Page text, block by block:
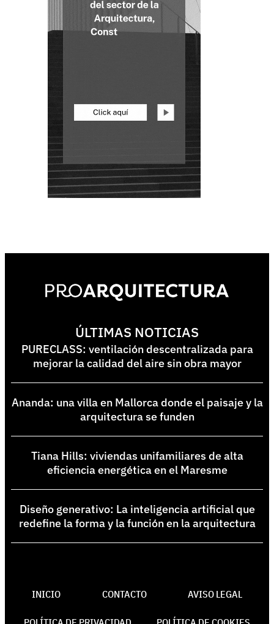
ÚLTIMAS NOTICIAS
PURECLASS: ventilación descentralizada para
mejorar la calidad del aire sin obra mayor
Ananda: una villa en Mallorca donde el paisaje y la
arquitectura se funden
Tiana Hills: viviendas unifamiliares de alta
eficiencia energética en el Maresme
Diseño generativo: La inteligencia artificial que
redefine la forma y la función en la arquitectura
INICIO CONTACTO AVISO LEGAL